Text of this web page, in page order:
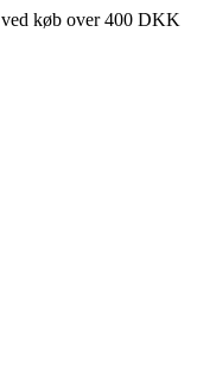
køb over 400 DKK